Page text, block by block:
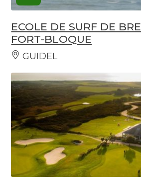
ECOLE DE SURF DE
FORT-BLOQUE
GUIDEL